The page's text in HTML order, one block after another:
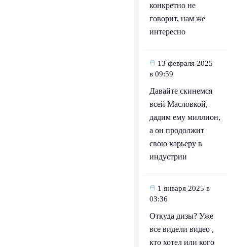
конкретно не
говорит, нам же
интересно
13 февраля 2025
в 09:59
Давайте скинемся
всей Масловкой,
дадим ему миллион,
а он продолжит
свою карьеру в
индустрии
1 января 2025 в
03:36
Откуда дизы? Уже
все видели видео ,
кто хотел или кого